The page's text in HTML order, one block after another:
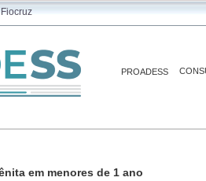
PROADESS
em menores de 1 ano